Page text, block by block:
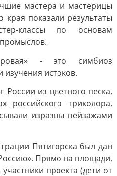
мастера и мастерицы
края показали результаты
классы по основам
- это симбиоз
изучения истоков.
России из цветного песка,
российского триколора,
изразцы пейзажами
Пятигорска был дан
Прямо на площади,
участники проекта (дети от